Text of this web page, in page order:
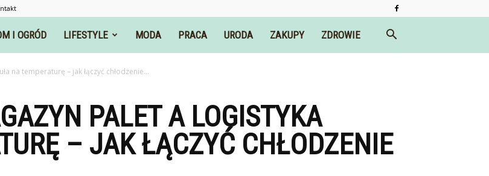
I OGRÓD LIFESTYLE MODA PRACA URODA ZAKUPY ZDROWIE
na temperaturę – jak łączyć chłodzenie...
PALET A LOGISTYKA
– JAK ŁĄCZYĆ CHŁODZENIE